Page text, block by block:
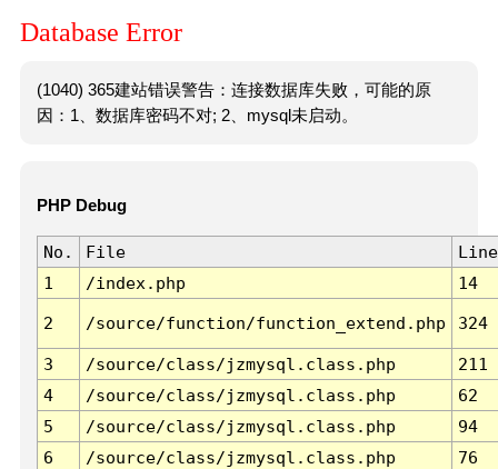
Database Error
(1040) 365建站错误警告：连接数据库失败，可能的原
因：1、数据库密码不对; 2、mysql未启动。
PHP Debug
No. File
Line
1
/index.php 14
2 /source/function/function_extend.php 324
3 /source/class/jzmysql.class.php
211
4
/source/class/jzmysql.class.php
62
5
/source/class/jzmysql.class.php
94
6
/source/class/jzmysql.class.php 76